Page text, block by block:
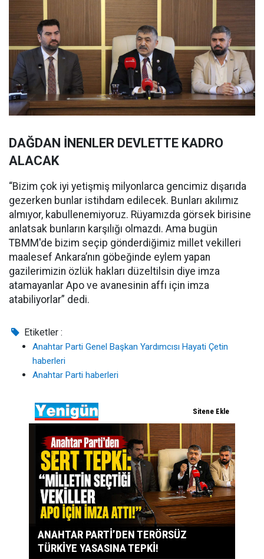
DAĞDAN İNENLER DEVLETTE KADRO
ALACAK
“Bizim çok iyi yetişmiş milyonlarca gencimiz dışarıda
gezerken bunlar istihdam edilecek. Bunları akılımız
almıyor, kabullenemiyoruz. Rüyamızda görsek birisine
anlatsak bunların karşılığı olmazdı. Ama bugün
TBMM'de bizim seçip gönderdiğimiz millet vekilleri
maalesef Ankara’nın göbeğinde eylem yapan
gazilerimizin özlük hakları düzeltilsin diye imza
atamayanlar Apo ve avanesinin affı için imza
atabiliyorlar” dedi.
Etiketler :
Anahtar Parti Genel Başkan Yardımcısı Hayati Çetin
haberleri
Anahtar Parti haberleri